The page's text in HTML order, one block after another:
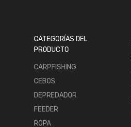
CATEGORÍAS DEL
PRODUCTO
CARPFISHING
CEBOS
DEPREDADOR
FEEDER
ROPA